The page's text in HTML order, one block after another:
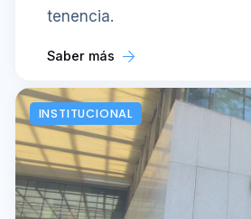
tenencia.
Saber más
INSTITUCIONAL